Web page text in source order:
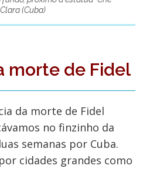
(Cuba)
morte de Fidel
da morte de Fidel
no finzinho da
semanas por Cuba.
cidades grandes como